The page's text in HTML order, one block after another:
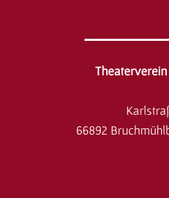
Theaterverein
66892